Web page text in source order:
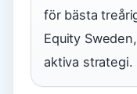
för bästa
Equity
aktiva strategi.